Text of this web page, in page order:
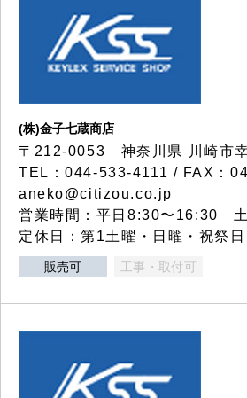
(株)金子七蔵商店
〒212-0053 神奈川県 川崎市
TEL：044-533-4111 / FAX：
aneko@citizou.co.jp
営業時間：平日8:30〜16:30
定休日：第1土曜・日曜・祝祭日
販売可 工事・取付可